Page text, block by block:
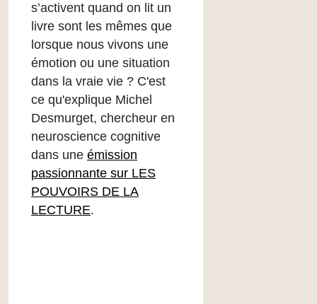
s’activent quand on lit un
livre sont les mêmes que
lorsque nous vivons une
émotion ou une situation
dans la vraie vie ? C'est
ce qu'explique Michel
Desmurget, chercheur en
neuroscience cognitive
dans une émission
passionnante sur LES
POUVOIRS DE LA
LECTURE.